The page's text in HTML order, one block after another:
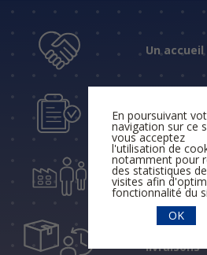
Un
Des
fiables et
Une
Un suivi
livraisons
En poursuivant
navigation sur ce
vous acceptez
l'utilisation de
notamment pour
des statistiques de
visites afin
fonctionnalité du
OK